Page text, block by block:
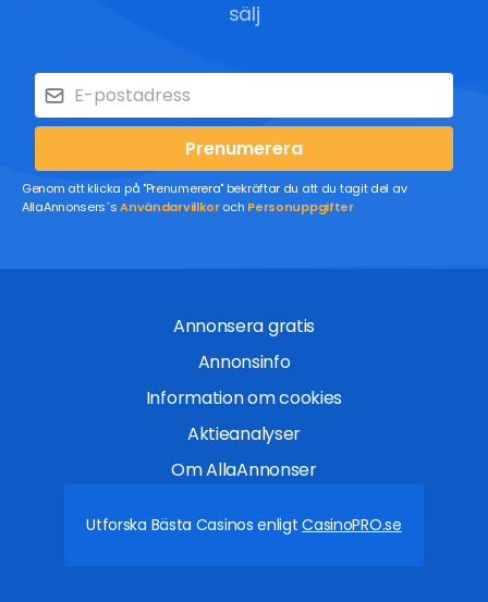
sälj
Prenumerera
Genom att klicka på "Prenumerera" bekräftar du att du tagit del av
AllaAnnonsers´sAnvändarvillkoroch Personuppgifter
Annonsera gratis
Annonsinfo
Information om cookies
Aktieanalyser
Om AllaAnnonser
Utforska Bästa Casinos enligtCasinoPRO.se